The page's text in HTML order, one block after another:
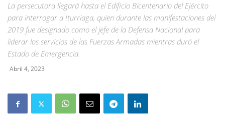
La persecutora llegará hasta el Edificio Bicentenario del Ejército
para interrogar a Iturriaga, quien durante las manifestaciones del
2019 fue designado como el jefe de la Defensa Nacional para
liderar los servicios de las Fuerzas Armadas mientras duró el
Estado de Emergencia.
Abril 4, 2023